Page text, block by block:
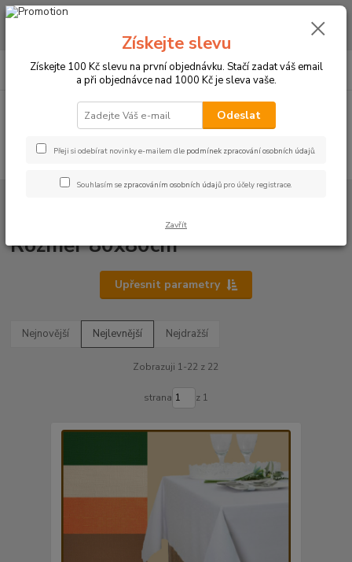
CHCETE NAKOUPIT VĚTŠÍ MNOŽSTVÍ NAŠICH PRODUKTŮ ZA LEPŠÍ
CZK
Hledat
+420 773 794 023
Pondělí-pátek 9-16 hodin
0
Rozměr 80x80cm
Upřesnit parametry
Nejnovější Nejlevnější Nejdražší
Zobrazuji 1-22 z 22
strana z 1
Získejte slevu
Získejte 100 Kč slevu na první objednávku. Stačí zadat váš email
a při objednávce nad 1000 Kč je sleva vaše.
Odeslat
Přeji si odebírat novinky e-mailem dle podmínek zpracování osobních údajů.
Souhlasím se zpracováním osobních údajů pro účely registrace.
Zavřít